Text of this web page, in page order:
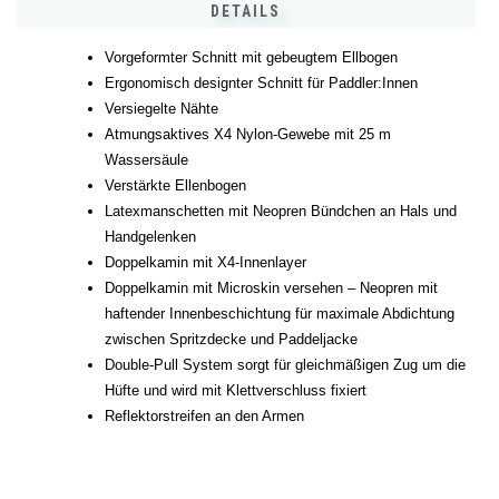
DETAILS
Vorgeformter Schnitt mit gebeugtem Ellbogen
Ergonomisch designter Schnitt für Paddler:Innen
Versiegelte Nähte
Atmungsaktives X4 Nylon-Gewebe mit 25 m
Wassersäule
Verstärkte Ellenbogen
Latexmanschetten mit Neopren Bündchen an Hals und
Handgelenken
Doppelkamin mit X4-Innenlayer
Doppelkamin mit Microskin versehen – Neopren mit
haftender Innenbeschichtung für maximale Abdichtung
zwischen Spritzdecke und Paddeljacke
Double-Pull System sorgt für gleichmäßigen Zug um die
Hüfte und wird mit Klettverschluss fixiert
Reflektorstreifen an den Armen